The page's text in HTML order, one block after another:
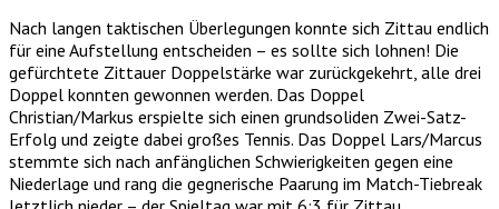
Nach langen taktischen Überlegungen konnte sich Zittau endlich
für eine Aufstellung entscheiden – es sollte sich lohnen! Die
gefürchtete Zittauer Doppelstärke war zurückgekehrt, alle drei
Doppel konnten gewonnen werden. Das Doppel
Christian/Markus erspielte sich einen grundsoliden Zwei-Satz-
Erfolg und zeigte dabei großes Tennis. Das Doppel Lars/Marcus
stemmte sich nach anfänglichen Schwierigkeiten gegen eine
Niederlage und rang die gegnerische Paarung im Match-Tiebreak